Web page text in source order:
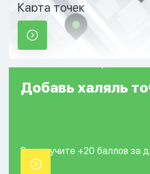
Карта точек
Добавь халяль
Вы получите +20 баллов за
точки.